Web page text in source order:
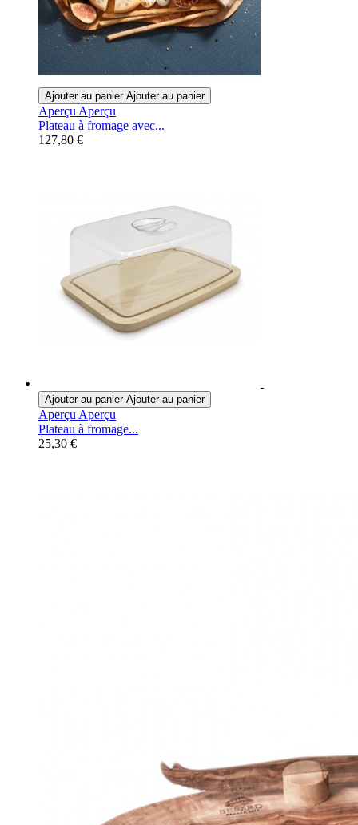
Ajouter au panier Ajouter au panier
Aperçu Aperçu
Plateau à fromage avec...
127,80 €
Ajouter au panier Ajouter au panier
Aperçu Aperçu
Plateau à fromage...
25,30 €